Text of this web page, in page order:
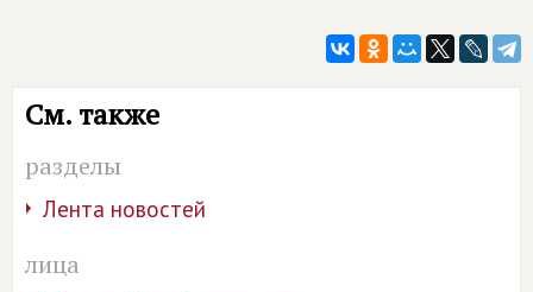
См. также
разделы
Лента новостей
лица